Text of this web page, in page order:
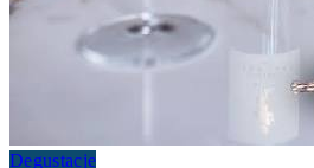
Degustacje